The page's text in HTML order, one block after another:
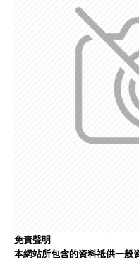
免責聲明
本網站所包含的資料祗供一般